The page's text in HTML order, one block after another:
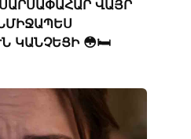
ՎԱՅՐ
ԿԱՆՉԵՑԻ 😳🛏️